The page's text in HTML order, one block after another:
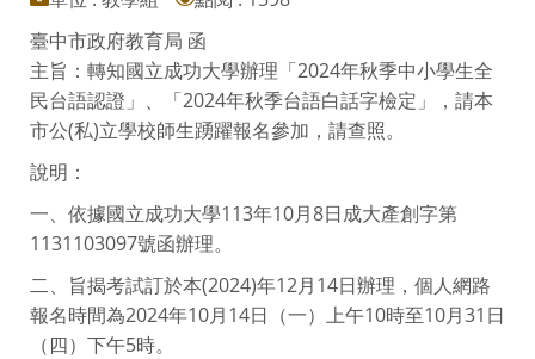
臺中市政府教育局 函
主旨：轉知國立成功大學辦理「2024年秋季中小學生全
民台語認證」、「2024年秋季台語白話字檢定」，請本
市公(私)立學校師生踴躍報名參加，請查照。
說明：
一、依據國立成功大學113年10月8日成大產創字第
1131103097號函辦理。
二、旨揭考試訂於本(2024)年12月14日辦理，個人網路
報名時間為2024年10月14日（一）上午10時至10月31日
（四）下午5時。